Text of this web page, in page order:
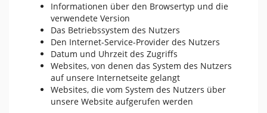
Informationen über den Browsertyp und die
verwendete Version
Das Betriebssystem des Nutzers
Den Internet-Service-Provider des Nutzers
Datum und Uhrzeit des Zugriffs
Websites, von denen das System des Nutzers
auf unsere Internetseite gelangt
Websites, die vom System des Nutzers über
unsere Website aufgerufen werden